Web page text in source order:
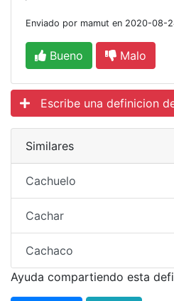
Enviado por mamut en 2020-08-
Bueno Malo
Escribe una definicion
Similares
Cachuelo
Cachar
Cachaco
Ayuda compartiendo esta